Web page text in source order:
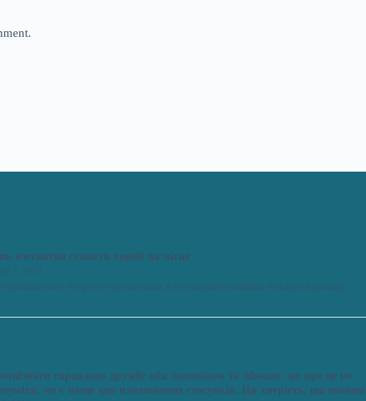
як елегантно ставити людей на місце
розпізнати справжню дружбу між чоловіком та жінкою: ви про це не
чи є місце для платонічних стосунків. Ця хитрість, що